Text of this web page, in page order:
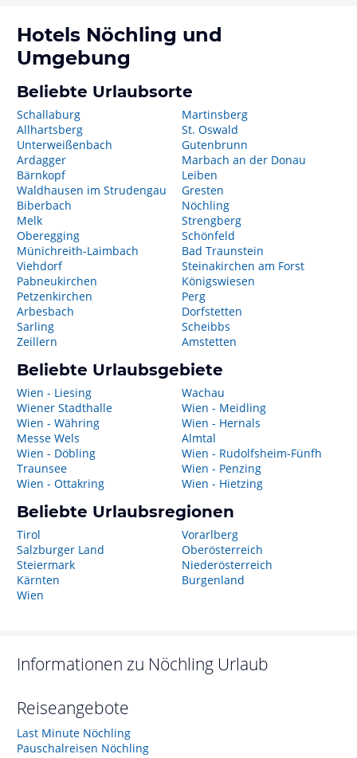
Hotels Nöchling und
Umgebung
Beliebte Urlaubsorte
Schallaburg
Allhartsberg
Unterweißenbach
Ardagger
Bärnkopf
Waldhausen im Strudengau
Biberbach
Melk
Oberegging
Münichreith-Laimbach
Viehdorf
Pabneukirchen
Petzenkirchen
Arbesbach
Sarling
Zeillern
Martinsberg
St. Oswald
Gutenbrunn
Marbach an der Donau
Leiben
Gresten
Nöchling
Strengberg
Schönfeld
Bad Traunstein
Steinakirchen am Forst
Königswiesen
Perg
Dorfstetten
Scheibbs
Amstetten
Beliebte Urlaubsgebiete
Wien - Liesing
Wiener Stadthalle
Wien - Währing
Messe Wels
Wien - Döbling
Traunsee
Wien - Ottakring
Wachau
Wien - Meidling
Wien - Hernals
Almtal
Wien - Rudolfsheim-Fünfh
Wien - Penzing
Wien - Hietzing
Beliebte Urlaubsregionen
Tirol
Salzburger Land
Steiermark
Kärnten
Wien
Vorarlberg
Oberösterreich
Niederösterreich
Burgenland
Informationen zu Nöchling Urlaub
Reiseangebote
Last Minute Nöchling
Pauschalreisen Nöchling